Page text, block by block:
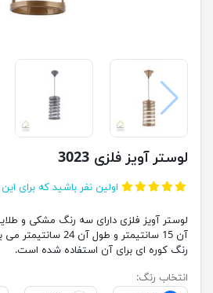
لوستر آویز فلزی 3023
اولین نفر باشید که برای
لوستر آویز فلزی دارای سه رنگ مشکی و
آن 15 سانتیمتر و طول
رنگ کوره ای برای آن استفاده شده است.
انتخاب رنگ: